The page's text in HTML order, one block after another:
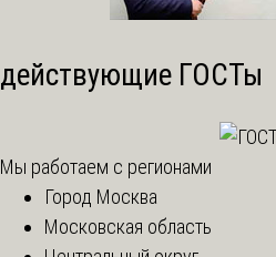
действующие ГОСТы
Мы работаем с регионами
Город Москва
Московская область